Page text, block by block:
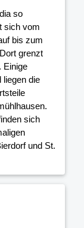
so
sich vom
bis zum
grenzt
Einige
liegen die
sich
und St.